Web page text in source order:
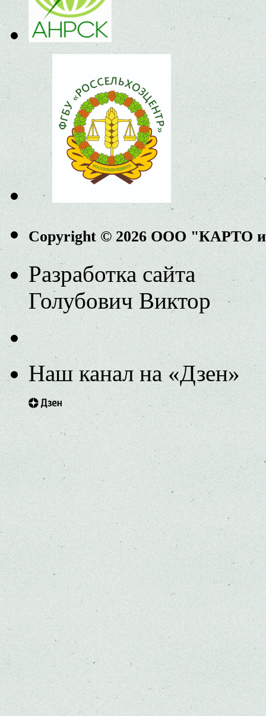
Copyright © 2026 ООО "КАРТО
Разработка сайта
Голубович Виктор
Наш канал на «Дзен»